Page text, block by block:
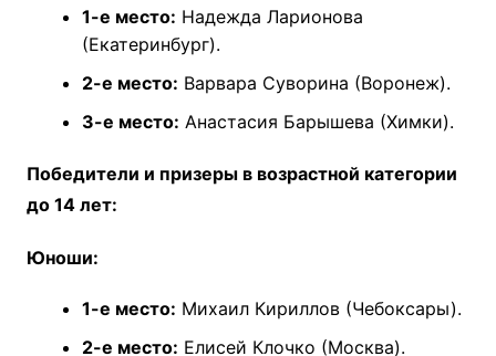
1-е место: Надежда Ларионова
(Екатеринбург).
2-е место: Варвара Суворина (Воронеж).
3-е место: Анастасия Барышева (Химки).
Победители и призеры в возрастной категории
до 14 лет:
Юноши:
1-е место: Михаил Кириллов (Чебоксары).
2-е место: Елисей Клочко (Москва).